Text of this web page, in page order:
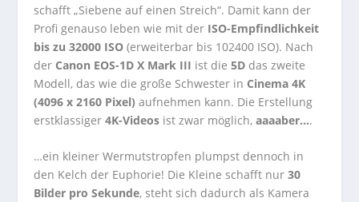
schafft „Siebene auf einen Streich“. Damit kann der
Profi genauso leben wie mit der ISO-Empfindlichkeit
bis zu 32000 ISO (erweiterbar bis 102400 ISO). Nach
der Canon EOS-1D X Mark III ist die5D das zweite
Modell, das wie die große Schwester in Cinema 4K
(4096 x 2160 Pixel) aufnehmen kann. Die Erstellung
erstklassiger 4K-Videos ist zwar möglich,aaaaber….
…ein kleiner Wermutstropfen plumpst dennoch in
den Kelch der Euphorie! Die Kleine schafft nur30
Bilder pro Sekunde, steht sich dadurch als Kamera